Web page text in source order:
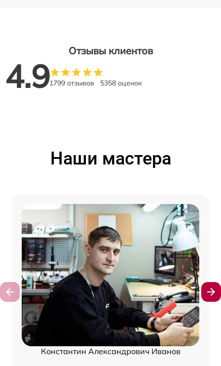
Отзывы клиентов
4.91799 отзывов 5358 оценок
Наши мастера
Константин Александрович Иванов